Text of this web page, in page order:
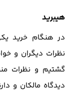
هیبرید
در هنگام خرید
نظرات دیگران و
گشتیم و نظرات
دیدگاه مالکان و